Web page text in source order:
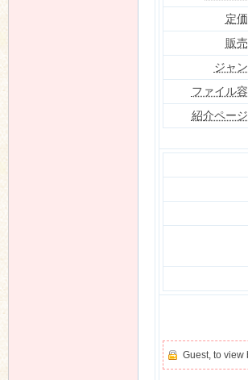
定価
販売
ジャン
ファイル容
紹介ページ
Guest, to